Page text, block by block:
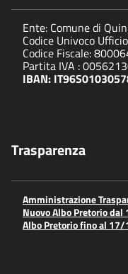
Ente: Comune di
Codice Univoco Ufficio
Codice Fiscale:
Partita IVA :
IBAN:
Trasparenza
Amministrazione
Nuovo Albo Pretorio
Albo Pretorio fino al